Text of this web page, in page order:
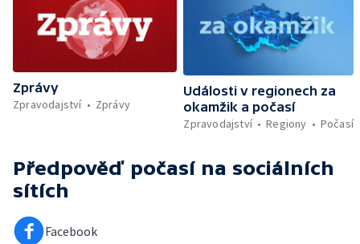
Zprávy
Zpravodajství
Zprávy
Události v regionech za
okamžik a počasí
Zpravodajství
Regiony Počasí
Předpověď počasí na sociálních
sítích
Facebook